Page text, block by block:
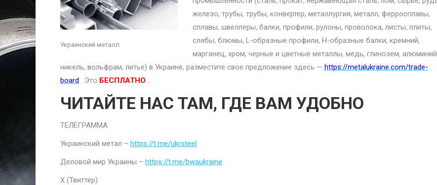
Украинский металл
железо, трубы, трубы, конвертер, металлургия, металл, ферросплавы,
сплавы, швеллеры, балки, профили, рулоны, проволока, листы, плиты,
слябы, блюмы, L-образные профили, H-образные балки, кремний,
марганец, хром, черные и цветные металлы, медь, глинозем,
никель, вольфрам, литье) в Украине, разместите свое предложение здесь — https://metalukraine.com/trade-
board . Это БЕСПЛАТНО .
ЧИТАЙТЕ НАС ТАМ, ГДЕ ВАМ УДОБНО
ТЕЛЕГРАММА
Украинский метал – https://t.me/ukrsteel
Деловой мир Украины – https://t.me/bwaukraine
Х (Твиттер)